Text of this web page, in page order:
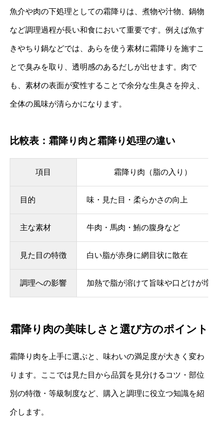
魚介や肉の下処理としての霜降りは、煮物や汁物、鍋物
など調理過程が長い和食において重要です。例えば魚す
きやちり鍋などでは、あらを使う素材に霜降りを施すこ
とで臭みを取り、透明感のあるだしが出せます。肉で
も、素材の表面が変性することで余分な生臭さを抑え、
全体の風味が清らかになります。
比較表：霜降り肉と霜降り処理の違い
項目 霜降り肉（脂の入り）
目的 味・見た目・柔らかさの向上
主な素材 牛肉・馬肉・鮪の腹身など
見た目の特徴 白い脂が赤身に網目状に散在
調理への影響 加熱で脂が溶けて旨味や口どけが増
霜降り肉の美味しさと選び方のポイント
霜降り肉を上手に選ぶと、味わいの満足度が大きく変わ
ります。ここでは見た目から品質を見分けるコツ・部位
別の特徴・等級制度など、購入と調理に役立つ知識を紹
介します。